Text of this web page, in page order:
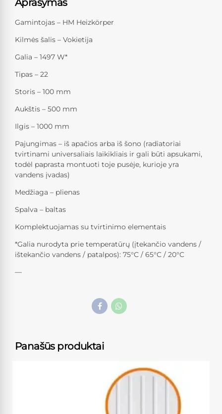
Aprašymas
Gamintojas – HM Heizkörper
Kilmės šalis – Vokietija
Galia – 1497 W*
Tipas – 22
Storis – 100 mm
Aukštis – 500 mm
Ilgis – 1000 mm
Pajungimas – iš apačios arba iš šono (radiatoriai
tvirtinami universaliais laikikliais ir gali būti apsukami,
todėl paprasta montuoti toje pusėje, kurioje yra
vandens įvadas)
Medžiaga – plienas
Spalva – baltas
Komplektuojamas su tvirtinimo elementais
*Galia nurodyta prie temperatūrų (įtekančio vandens /
ištekančio vandens / patalpos): 75°C / 65°C / 20°C
—
Panašūs produktai